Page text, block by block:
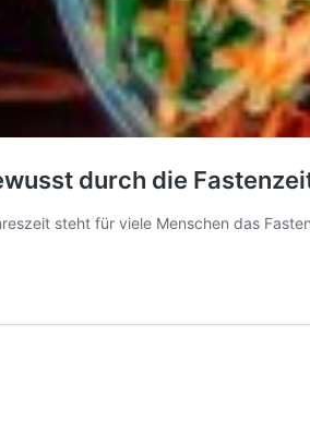
durch die
steht für viele Menschen das